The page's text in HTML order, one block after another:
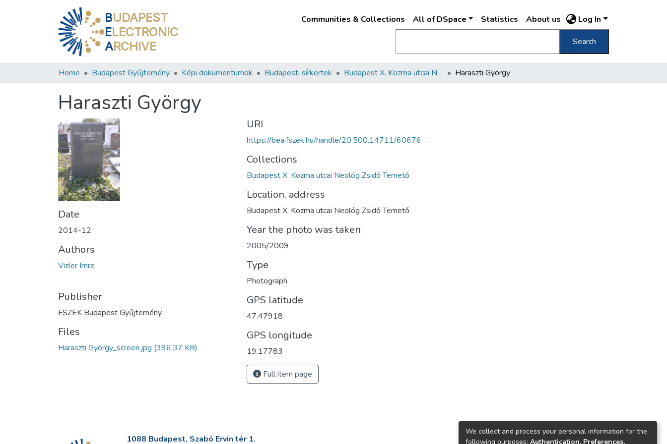
BUDAPEST
ELECTRONIC
ARCHIVE
Communities & Collections All of DSpace Statistics About us Log In
Search
Home Budapest Gyűjtemény Képi dokumentumok Budapesti sírkertek Budapest X. Kozma utcai Neológ Zsidó Temető Haraszti György
Haraszti György
Date
2014-12
Authors
Vizler Imre
Publisher
FSZEK Budapest Gyűjtemény
Files
Haraszti György_screen.jpg (396.37 KB)
URI
https://bea.fszek.hu/handle/20.500.14711/60676
Collections
Budapest X. Kozma utcai Neológ Zsidó Temető
Location, address
Budapest X. Kozma utcai Neológ Zsidó Temető
Year the photo was taken
2005/2009
Type
Photograph
GPS latitude
47.47918
GPS longitude
19.17783
Full item page
1088 Budapest, Szabó Ervin tér 1.
We collect and process your personal information for the
following purposes: Authentication, Preferences,